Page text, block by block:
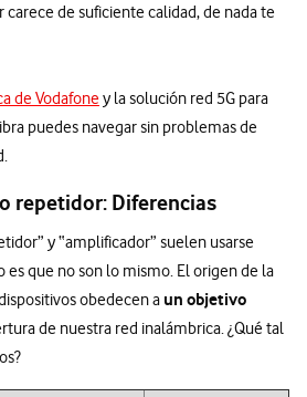
de suficiente calidad, de nada te
de Vodafoney la solución red 5G para
puedes navegar sin problemas de
repetidor: Diferencias
y “amplificador” suelen usarse
que no son lo mismo. El origen de la
obedecen a un objetivo
de nuestra red inalámbrica. ¿Qué tal